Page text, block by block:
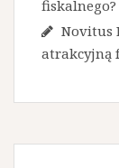
Novitus
atrakcyjną